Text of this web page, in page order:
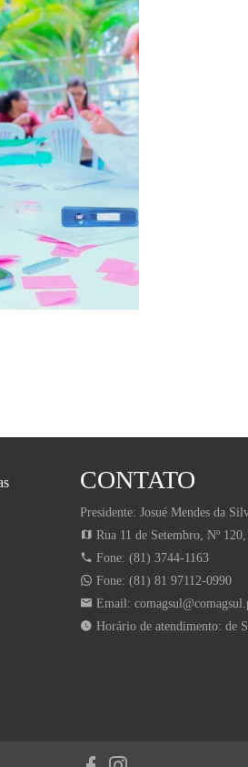
CONTATO
Presidente: Josué Mendes da
Rua 11 de Setembro, Nº
Fone: (81) 3744-1163
Fone: (81) 81 97112-0990
Email:
Horário de atendimento: de